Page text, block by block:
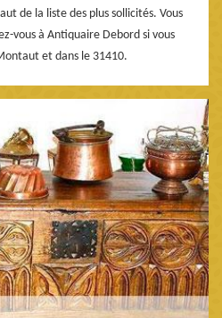
de la liste des plus sollicités. Vous
vous à Antiquaire Debord si vous
et dans le 31410.